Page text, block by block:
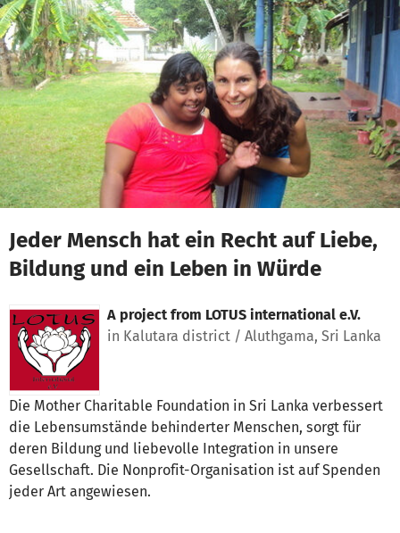
Skip to main content
Show accessibility statement
Jeder Mensch hat ein Recht auf Liebe,
Bildung und ein Leben in Würde
A project from LOTUS international e.V.
in Kalutara district / Aluthgama, Sri Lanka
Die Mother Charitable Foundation in Sri Lanka verbessert
die Lebensumstände behinderter Menschen, sorgt für
deren Bildung und liebevolle Integration in unsere
Gesellschaft. Die Nonprofit-Organisation ist auf Spenden
jeder Art angewiesen.